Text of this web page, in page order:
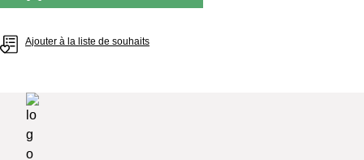
Ajouter à la liste de souhaits